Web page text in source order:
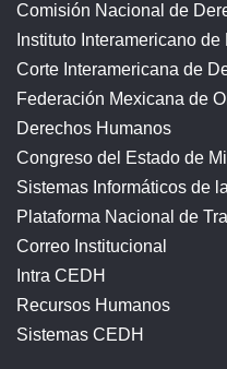
Comisión Nacional de
Instituto Interamericano
Corte Interamericana de
Federación Mexicana de
Derechos Humanos
Congreso del Estado de
Sistemas Informáticos de
Plataforma Nacional de
Correo Institucional
Intra CEDH
Recursos Humanos
Sistemas CEDH